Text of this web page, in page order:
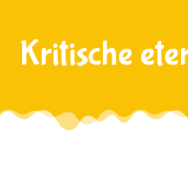
Kritische